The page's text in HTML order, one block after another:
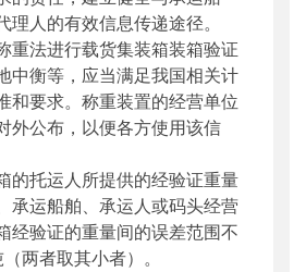
人的有效信息传递途径。
重法进行载货集装箱装箱验证
中衡等，应当满足我国相关计
和要求。称重装置的经营单位
外公布，以便各方使用该信
的托运人所提供的经验证重量
承运船舶、承运人或码头经营
经验证的重量间的误差范围不
两者取其小者）。